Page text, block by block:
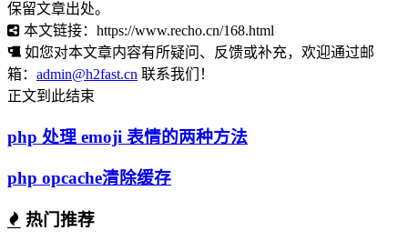
保留文章出处。
本文链接：https://www.recho.cn/168.html
如您对本文章内容有所疑问、反馈或补充，欢迎通过邮
箱： admin@h2fast.cn 联系我们！
正文到此结束
php 处理 emoji 表情的两种方法
php opcache清除缓存
热门推荐